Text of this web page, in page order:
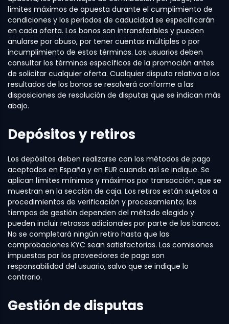
límites máximos de apuesta durante el cumplimiento de
condiciones y los periodos de caducidad se especificarán
en cada oferta. Los bonos son intransferibles y pueden
anularse por abuso, por tener cuentas múltiples o por
incumplimiento de estos términos. Los usuarios deben
consultar los términos específicos de la promoción antes
de solicitar cualquier oferta. Cualquier disputa relativa a los
resultados de los bonos se resolverá conforme a las
disposiciones de resolución de disputas que se indican más
abajo.
Depósitos y retiros
Los depósitos deben realizarse con los métodos de pago
aceptados en España y en EUR cuando así se indique. Se
aplican límites mínimos y máximos por transacción, que se
muestran en la sección de caja. Los retiros están sujetos a
procedimientos de verificación y procesamiento; los
tiempos de gestión dependen del método elegido y
pueden incluir retrasos adicionales por parte de los bancos.
No se completará ningún retiro hasta que las
comprobaciones KYC sean satisfactorias. Las comisiones
impuestas por los proveedores de pago son
responsabilidad del usuario, salvo que se indique lo
contrario.
Gestión de disputas